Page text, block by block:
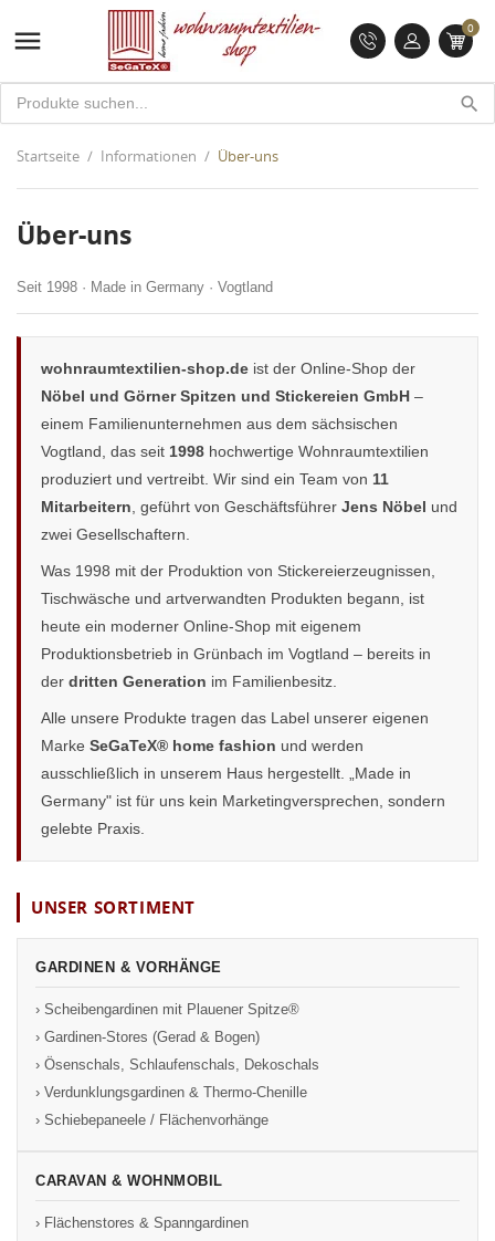
 0
search
Startseite Informationen Über-uns
Über-uns
Seit 1998 · Made in Germany · Vogtland
wohnraumtextilien-shop.de ist der Online-Shop der
Nöbel und Görner Spitzen und Stickereien GmbH –
einem Familienunternehmen aus dem sächsischen
Vogtland, das seit 1998 hochwertige Wohnraumtextilien
produziert und vertreibt. Wir sind ein Team von 11
Mitarbeitern , geführt von Geschäftsführer Jens Nöbel und
zwei Gesellschaftern.
Was 1998 mit der Produktion von Stickereierzeugnissen,
Tischwäsche und artverwandten Produkten begann, ist
heute ein moderner Online-Shop mit eigenem
Produktionsbetrieb in Grünbach im Vogtland – bereits in
der dritten Generation im Familienbesitz.
Alle unsere Produkte tragen das Label unserer eigenen
Marke SeGaTeX® home fashion und werden
ausschließlich in unserem Haus hergestellt. „Made in
Germany" ist für uns kein Marketingversprechen, sondern
gelebte Praxis.
UNSER SORTIMENT
GARDINEN & VORHÄNGE
› Scheibengardinen mit Plauener Spitze®
› Gardinen-Stores (Gerad & Bogen)
› Ösenschals, Schlaufenschals, Dekoschals
› Verdunklungsgardinen & Thermo-Chenille
› Schiebepaneele / Flächenvorhänge
CARAVAN & WOHNMOBIL
› Flächenstores & Spanngardinen